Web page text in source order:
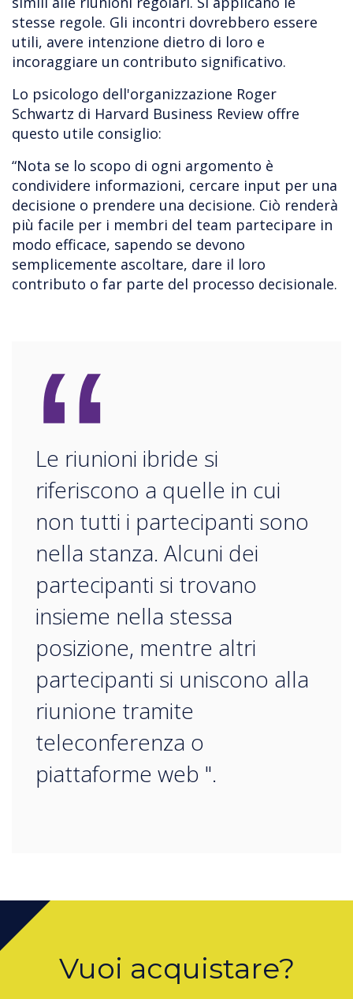
stesse regole. Gli incontri dovrebbero essere
utili, avere intenzione dietro di loro e
incoraggiare un contributo significativo.
Lo psicologo dell'organizzazione Roger
Schwartz di Harvard Business Review offre
questo utile consiglio:
“Nota se lo scopo di ogni argomento è
condividere informazioni, cercare input per una
decisione o prendere una decisione. Ciò renderà
più facile per i membri del team partecipare in
modo efficace, sapendo se devono
semplicemente ascoltare, dare il loro
contributo o far parte del processo decisionale.
“
Le riunioni ibride si
riferiscono a quelle in cui
non tutti i partecipanti sono
nella stanza. Alcuni dei
partecipanti si trovano
insieme nella stessa
posizione, mentre altri
partecipanti si uniscono alla
riunione tramite
teleconferenza o
piattaforme web ".
Vuoi acquistare?